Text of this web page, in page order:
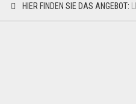
HIER FINDEN SIE DAS ANGEBOT: